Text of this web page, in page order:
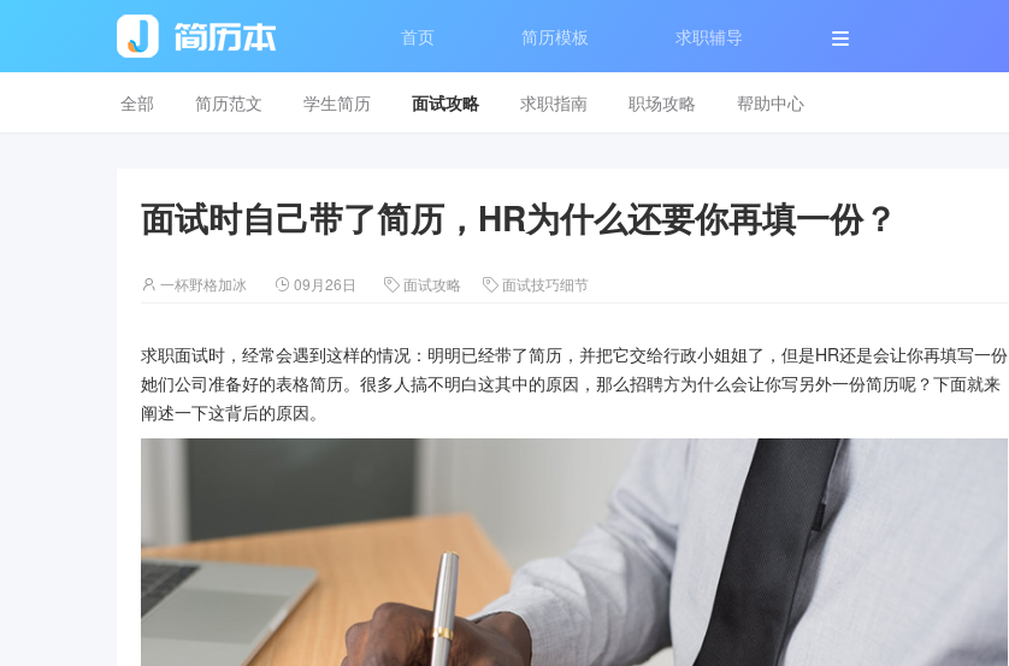
首页 简历模板 求职辅导
全部 简历范文 学生简历 面试攻略 求职指南 职场攻略 帮助中心
面试时自己带了简历，HR为什么还要你再填一份？
 一杯野格加冰  09月26日  面试攻略  面试技巧细节
求职面试时，经常会遇到这样的情况：明明已经带了简历，并把它交给行政小姐姐了，但是HR还是会让你再填写一份
她们公司准备好的表格简历。很多人搞不明白这其中的原因，那么招聘方为什么会让你写另外一份简历呢？下面就来
阐述一下这背后的原因。